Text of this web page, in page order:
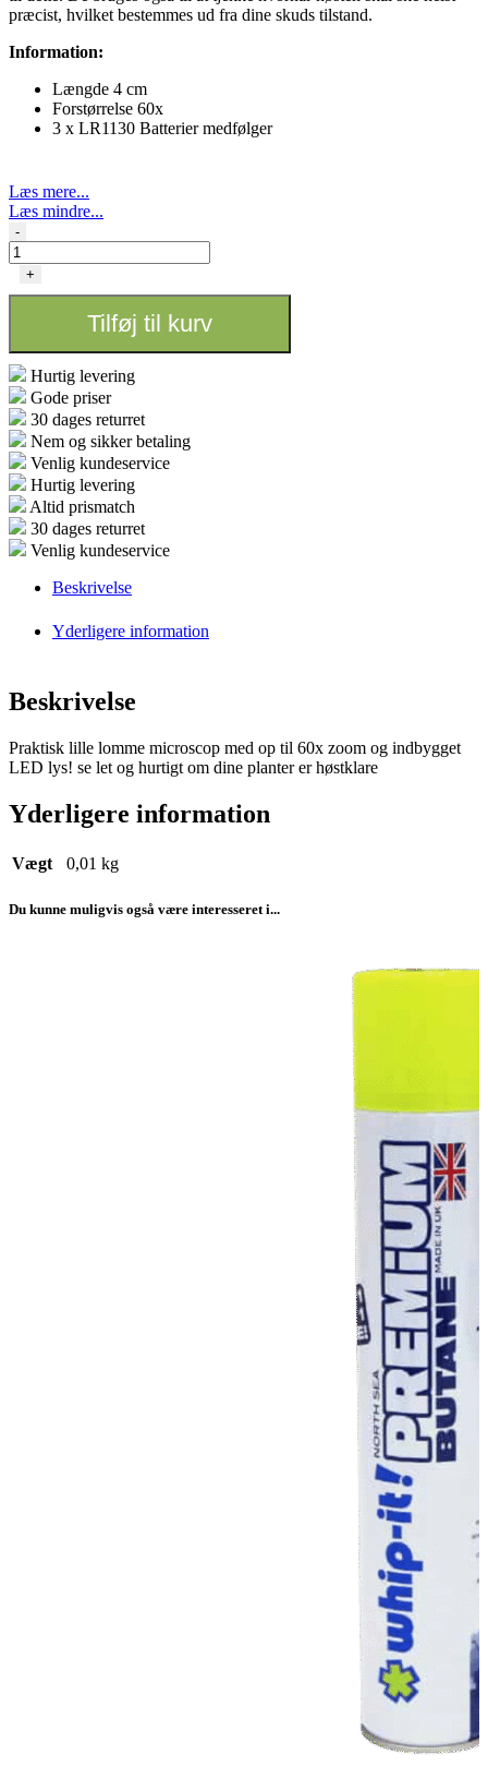
præcist, hvilket bestemmes ud fra dine skuds tilstand.
Information:
Længde 4 cm
Forstørrelse 60x
3 x LR1130 Batterier medfølger
Læs mere...
Læs mindre...
Microscop
60x
-
-
+
Tilføj til kurv
Hurtig levering
Gode priser
30 dages returret
Nem og sikker betaling
Venlig kundeservice
Hurtig levering
Altid prismatch
30 dages returret
Venlig kundeservice
Beskrivelse
Yderligere information
Beskrivelse
Praktisk lille lomme microscop med op til 60x zoom og indbygget
LED lys! se let og hurtigt om dine planter er høstklare
Yderligere information
Vægt 0,01 kg
Du kunne muligvis også være interesseret i...